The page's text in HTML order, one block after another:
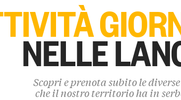
NELLE
Scopri e prenota subito le
che il nostro territorio ha in